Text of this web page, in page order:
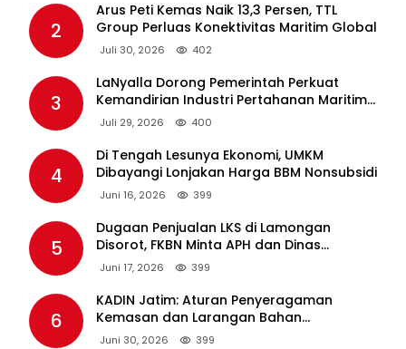
2
Arus Peti Kemas Naik 13,3 Persen, TTL
Group Perluas Konektivitas Maritim Global
Juli 30, 2026 402
3
LaNyalla Dorong Pemerintah Perkuat
Kemandirian Industri Pertahanan Maritim
Lewat PT PAL
Juli 29, 2026 400
4
Di Tengah Lesunya Ekonomi, UMKM
Dibayangi Lonjakan Harga BBM Nonsubsidi
Juni 16, 2026 399
5
Dugaan Penjualan LKS di Lamongan
Disorot, FKBN Minta APH dan Dinas
Pendidikan Bertindak Tegas.
Juni 17, 2026 399
6
KADIN Jatim: Aturan Penyeragaman
Kemasan dan Larangan Bahan
Tambahan Berpotensi Ganggu Industri
Juni 30, 2026 399